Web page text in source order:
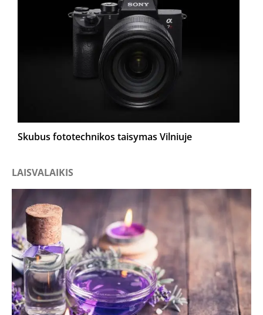
Skubus fototechnikos taisymas Vilniuje
LAISVALAIKIS